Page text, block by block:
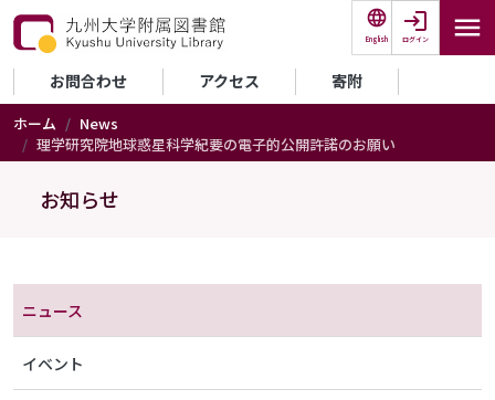
メインコンテンツに移動
English ログイン
セカンダリーメニュー
お問合わせ アクセス 寄附
ホーム
News
理学研究院地球惑星科学紀要の電子的公開許諾のお願い
お知らせ
ニュース
イベント